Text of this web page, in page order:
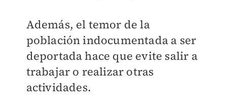
Además, el temor de la
población indocumentada a ser
deportada hace que evite salir a
trabajar o realizar otras
actividades.